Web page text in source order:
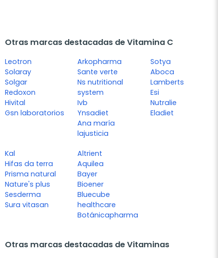
Otras marcas destacadas de Vitamina C
Leotron
Solaray
Solgar
Redoxon
Hivital
Gsn laboratorios
Arkopharma
Sante verte
Ns nutritional
system
Ivb
Ynsadiet
Ana maría
lajusticia
Sotya
Aboca
Lamberts
Esi
Nutralie
Eladiet
Kal
Hifas da terra
Prisma natural
Nature's plus
Sesderma
Sura vitasan
Altrient
Aquilea
Bayer
Bioener
Bluecube
healthcare
Botánicapharma
Otras marcas destacadas de Vitaminas